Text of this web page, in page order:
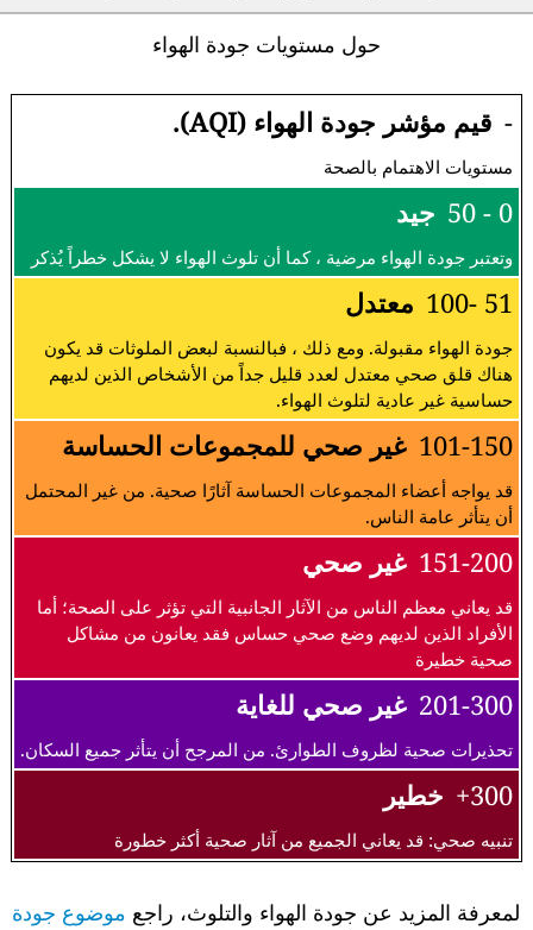
حول مستويات جودة الهواء
- قيم مؤشر جودة الهواء (AQI).
مستويات الاهتمام بالصحة
0 - 50 جيد
وتعتبر جودة الهواء مرضية ، كما أن تلوث الهواء لا يشكل خطراً يُذكر
51 -100 معتدل
جودة الهواء مقبولة. ومع ذلك ، فبالنسبة لبعض الملوثات قد يكون
هناك قلق صحي معتدل لعدد قليل جداً من الأشخاص الذين لديهم
حساسية غير عادية لتلوث الهواء.
101-150 غير صحي للمجموعات الحساسة
قد يواجه أعضاء المجموعات الحساسة آثارًا صحية. من غير المحتمل
أن يتأثر عامة الناس.
151-200 غير صحي
قد يعاني معظم الناس من الآثار الجانبية التي تؤثر على الصحة؛ أما
الأفراد الذين لديهم وضع صحي حساس فقد يعانون من مشاكل
صحية خطيرة
201-300 غير صحي للغاية
تحذيرات صحية لظروف الطوارئ. من المرجح أن يتأثر جميع السكان.
300+ خطير
تنبيه صحي: قد يعاني الجميع من آثار صحية أكثر خطورة
لمعرفة المزيد عن جودة الهواء والتلوث، راجع موضوع جودة